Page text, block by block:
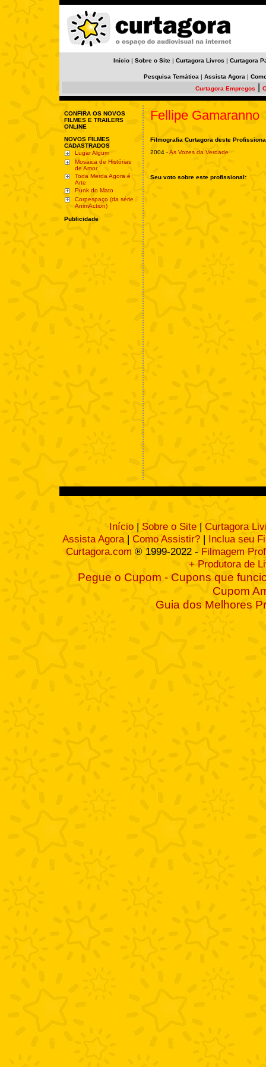
Início | Sobre o Site | Curtagora Livros | Curtagora
Pesquisa Temática | Assista Agora |
Curtagora Empregos
CONFIRA OS NOVOS
FILMES E TRAILERS
ONLINE
NOVOS FILMES
CADASTRADOS
Lugar Algum
Mosaica de Histórias
de Amor
Toda Merda Agora é
Arte
Punk do Mato
Corpespaço (da série
AnimAction)
Publicidade
Fellipe Gamaranno
Filmografia Curtagora deste
2004 -As Vozes da Verdade
Seu voto sobre este profissional:
Início | Sobre o Site | Curtagora
Assista Agora| Como Assistir? | Inclua seu
Curtagora.com ® 1999-2022 - Filmagem
+ Produtora de
Pegue o Cupom - Cupons que
Cupom
Guia dos Melhores